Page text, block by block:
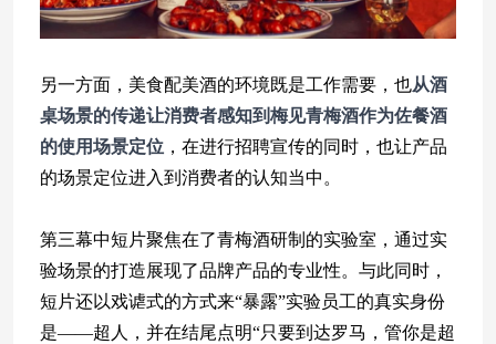
另一方面，美食配美酒的环境既是工作需要，也从酒
桌场景的传递让消费者感知到梅见青梅酒作为佐餐酒
的使用场景定位 ，在进行招聘宣传的同时，也让产品
的场景定位进入到消费者的认知当中。
第三幕中短片聚焦在了青梅酒研制的实验室，通过实
验场景的打造展现了品牌产品的专业性。与此同时，
短片还以戏谑式的方式来“暴露”实验员工的真实身份
是——超人，并在结尾点明“只要到达罗马，管你是超